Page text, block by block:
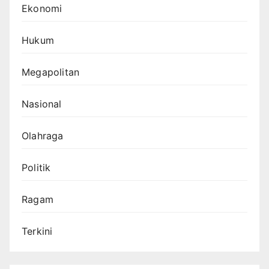
Ekonomi
Hukum
Megapolitan
Nasional
Olahraga
Politik
Ragam
Terkini